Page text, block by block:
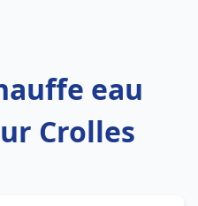
eau
Crolles